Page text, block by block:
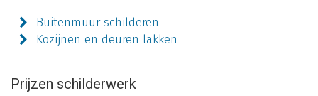
Buitenmuur schilderen
Kozijnen en deuren lakken
Prijzen schilderwerk